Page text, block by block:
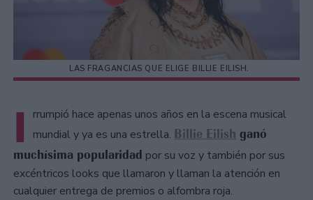
LAS FRAGANCIAS QUE ELIGE BILLIE EILISH.
I
rrumpió hace apenas unos años en la escena musical
mundial y ya es una estrella. Billie Eilish ganó
muchísima popularidad por su voz y también por sus
excéntricos looks que llamaron y llaman la atención en
cualquier entrega de premios o alfombra roja.